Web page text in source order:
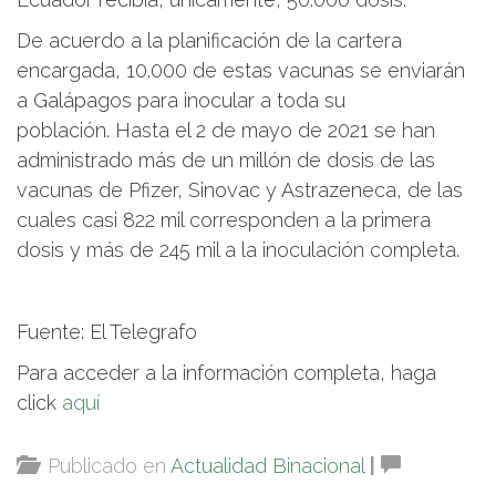
De acuerdo a la planificación de la cartera
encargada, 10.000 de estas vacunas se enviarán
a Galápagos para inocular a toda su
población. Hasta el 2 de mayo de 2021 se han
administrado más de un millón de dosis de las
vacunas de Pfizer, Sinovac y Astrazeneca, de las
cuales casi 822 mil corresponden a la primera
dosis y más de 245 mil a la inoculación completa.
Fuente: El Telegrafo
Para acceder a la información completa, haga
click aquí
Publicado en Actualidad Binacional